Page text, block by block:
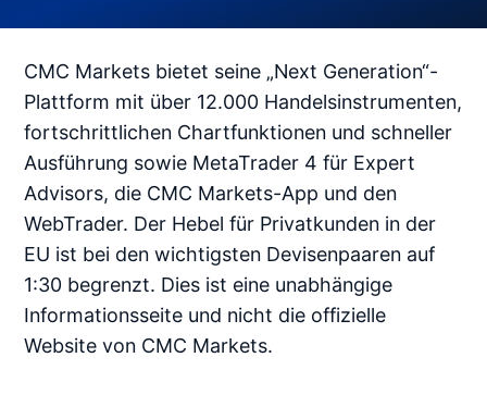
CMC Markets bietet seine „Next Generation“-
Plattform mit über 12.000 Handelsinstrumenten,
fortschrittlichen Chartfunktionen und schneller
Ausführung sowie MetaTrader 4 für Expert
Advisors, die CMC Markets-App und den
WebTrader. Der Hebel für Privatkunden in der
EU ist bei den wichtigsten Devisenpaaren auf
1:30 begrenzt. Dies ist eine unabhängige
Informationsseite und nicht die offizielle
Website von CMC Markets.